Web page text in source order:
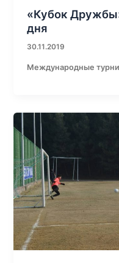
«Кубок
дня
30.11.2019
Международные